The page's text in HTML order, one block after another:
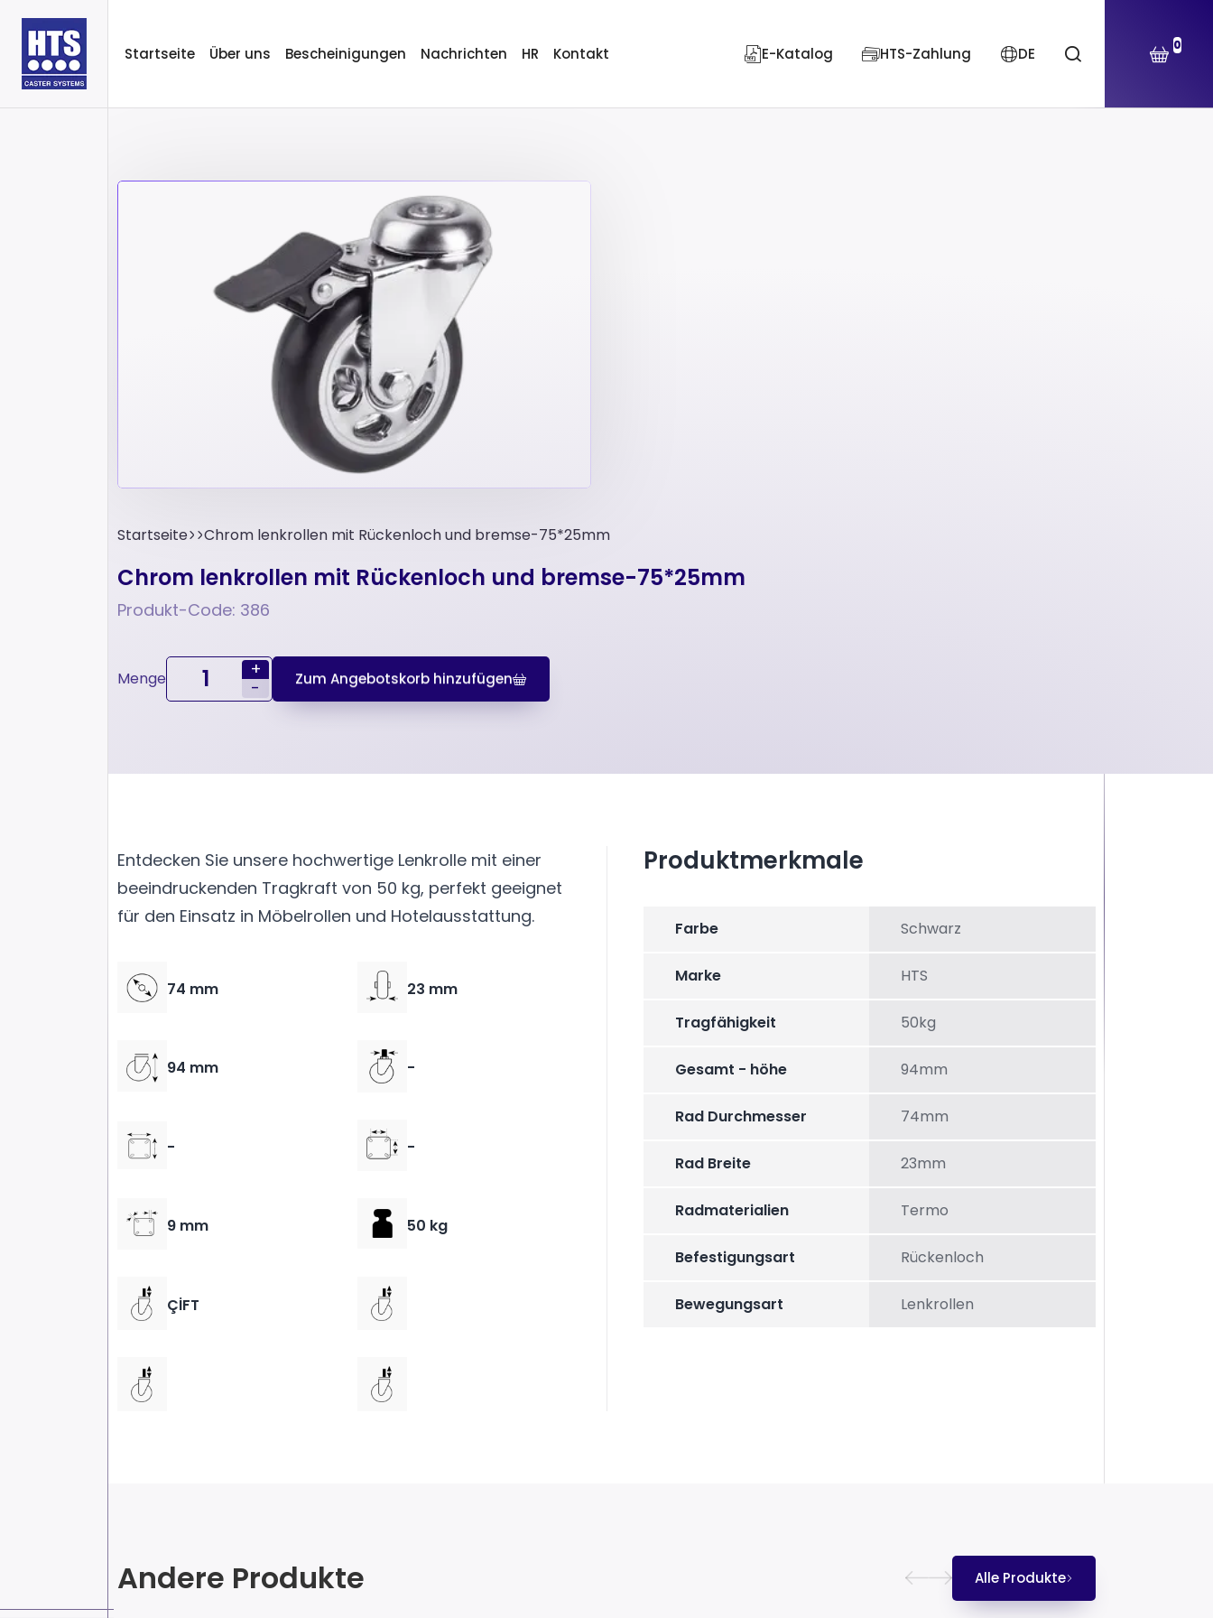
Startseite Über uns Bescheinigungen Nachrichten HR Kontakt E-Katalog HTS-Zahlung DE 0
Startseite Chrom lenkrollen mit Rückenloch und bremse-75*25mm
Chrom lenkrollen mit Rückenloch und bremse-75*25mm
Produkt-Code: 386
Menge
+
-
Zum Angebotskorb hinzufügen
Entdecken Sie unsere hochwertige Lenkrolle mit einer
beeindruckenden Tragkraft von 50 kg, perfekt geeignet
für den Einsatz in Möbelrollen und Hotelausstattung.
74 mm 23 mm
94 mm -
- -
9 mm 50 kg
ÇİFT
Produktmerkmale
Farbe Schwarz
Marke HTS
Tragfähigkeit 50kg
Gesamt - höhe 94mm
Rad Durchmesser 74mm
Rad Breite 23mm
Radmaterialien Termo
Befestigungsart Rückenloch
Bewegungsart Lenkrollen
Andere Produkte Alle Produkte